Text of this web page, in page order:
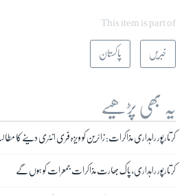
This item is part of
خبریں پاکستان
یہ بھی پڑھیے
کرتارپور راہداری مذاکرات: زائرین کو ویزہ فری انٹری دینے کا مطالبہ
کرتارپور راہداری، پاک بھارت مذاکرات جمعرات کو ہوں گے